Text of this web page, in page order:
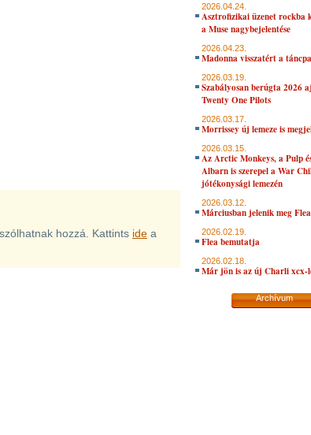
hozzá. Kattints ide a
2026.04.24.
Asztrofizikai üzenet rockba
a Muse nagybejelentése
2026.04.23.
Madonna visszatért a
2026.03.19.
Szabályosan berúgta 2026
Twenty One Pilots
2026.03.17.
Morrissey új lemeze is
2026.03.15.
Az Arctic Monkeys, a Pulp
Albarn is szerepel a War
jótékonysági lemezén
2026.03.12.
Márciusban jelenik meg
2026.02.19.
Flea bemutatja
2026.02.18.
Már jön is az új Charli xcx-
Archívum